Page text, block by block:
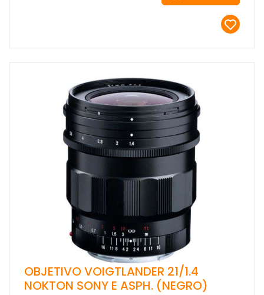
OBJETIVO VOIGTLANDER 21/1.4
NOKTON SONY E ASPH. (NEGRO)